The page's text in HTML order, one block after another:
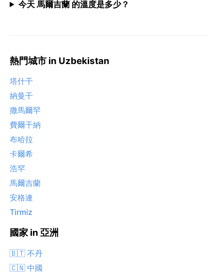
今天 馬爾吉蘭 的溫度是多少？
熱門城市 in Uzbekistan
塔什干
納曼干
撒馬爾罕
費爾干納
布哈拉
卡爾希
浩罕
馬爾吉蘭
安格連
Tirmiz
國家 in 亞洲
🇧🇹 不丹
🇨🇳 中國